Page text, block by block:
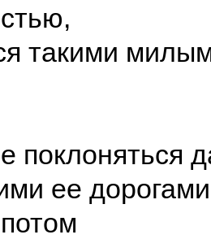
такими
поклоняться
ее